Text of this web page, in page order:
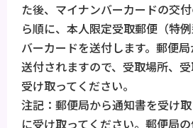
た後、マイナンバーカードの交
ら順に、本人限定受取郵便（特
バーカードを送付します。郵便
送付されますので、受取場所、
受け取ってください。
注記：郵便局から通知書を受け
に受け取ってください。郵便局